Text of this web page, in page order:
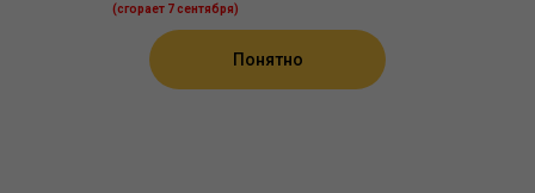
(сгорает 7 сентября)
Понятно